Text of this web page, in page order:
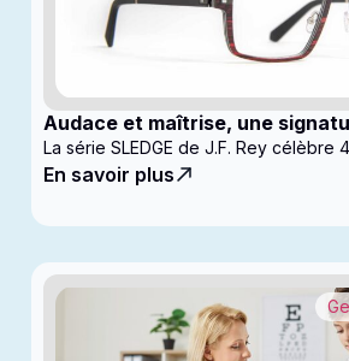
Audace et maîtrise, une
La série SLEDGE de J.F. Rey célèbre
En savoir plus